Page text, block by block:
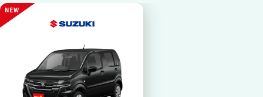
一括払いが可能
いままで難しかったカーリースの利用料金を
一括（一回）払いで可能。
NEW